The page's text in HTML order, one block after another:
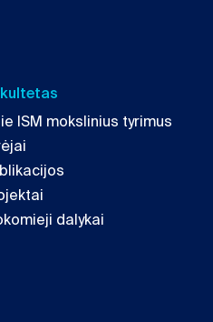
ISM mokslinius tyrimus
dalykai